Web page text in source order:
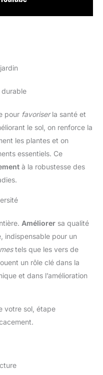
durable
pour favoriserla santé et
le sol, on renforce la
les plantes et on
essentiels. Ce
à la robustesse des
Améliorer sa qualité
indispensable pour un
tels que les vers de
un rôle clé dans la
et dans l’amélioration
votre sol, étape